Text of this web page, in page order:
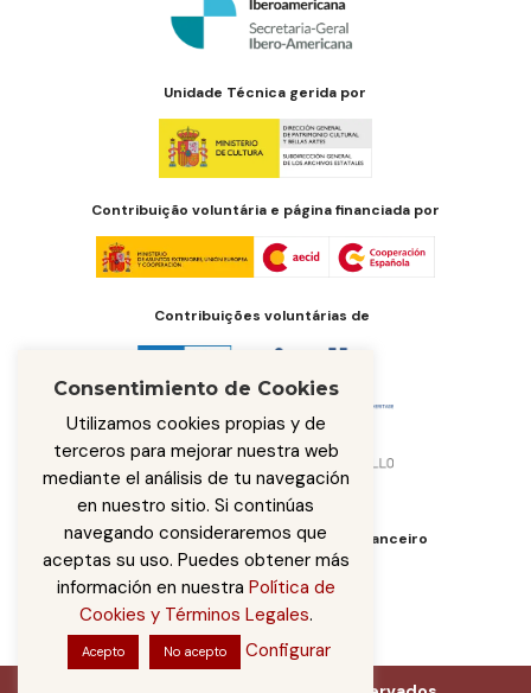
Unidade Técnica gerida por
Contribuição voluntária e página financiada por
Contribuições voluntárias de
Órgão de administração do fundo financeiro
Consentimiento de Cookies
Utilizamos cookies propias y de
terceros para mejorar nuestra web
mediante el análisis de tu navegación
en nuestro sitio. Si continúas
navegando consideraremos que
aceptas su uso. Puedes obtener más
información en nuestra Política de
Cookies y Términos Legales.
Acepto No acepto Configurar